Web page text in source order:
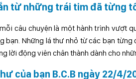
từ những trái tim đã từng
câu chuyện là một hành trình vượt
bạn. Những lá thư nhỏ từ các bạn
lời động viên chân thành dành cho
của bạn B.C.B ngày 22/4/